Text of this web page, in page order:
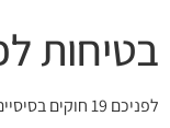
בטיחות
לפניכם 19 חוקים בסיסיים לשמירה על הבטיחות בעבודה עם ציוד חשמלי!